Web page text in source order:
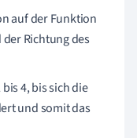
auf der Funktion
Richtung des
4, bis sich die
und somit das